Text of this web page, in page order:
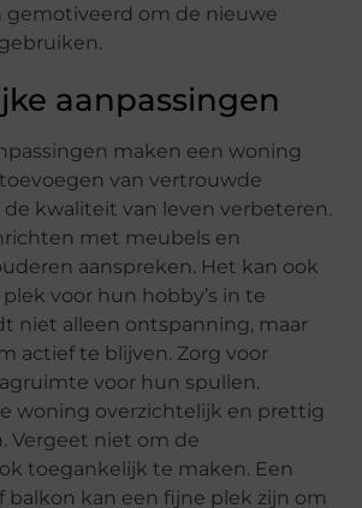
gemotiveerd om de nieuwe
aanpassingen
maken een woning
van vertrouwde
kwaliteit van leven verbeteren.
met meubels en
aanspreken. Het kan ook
voor hun hobby’s in te
niet alleen ontspanning, maar
actief te blijven. Zorg voor
voor hun spullen.
woning overzichtelijk en prettig
Vergeet niet om de
toegankelijk te maken. Een
balkon kan een fijne plek zijn om